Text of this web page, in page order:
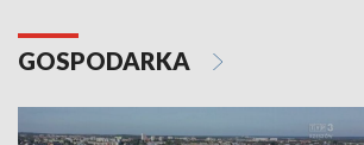
GOSPODARKA